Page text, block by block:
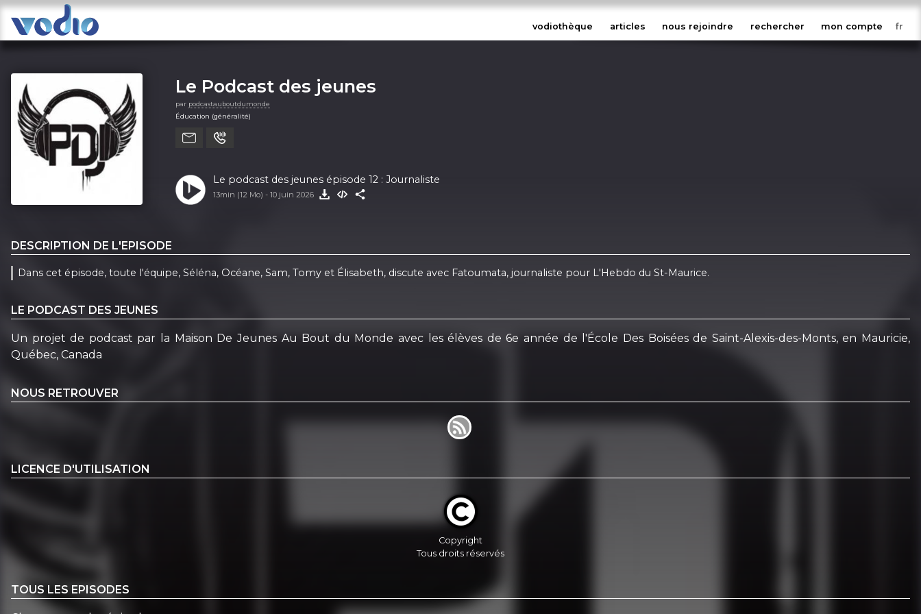
vodiothèque articles nous rejoindre rechercher mon compte
Le Podcast des jeunes
par podcastauboutdumonde
Éducation (généralité)
Le podcast des jeunes épisode 12 : Journaliste
13min (12 Mo) - 10 juin 2026
DESCRIPTION DE L'EPISODE
Dans cet épisode, toute l'équipe, Séléna, Océane, Sam, Tomy et Élisabeth, discute avec Fatoumata, journaliste pour L'Hebdo du St-Maurice.
LE PODCAST DES JEUNES
Un projet de podcast par la Maison De Jeunes Au Bout du Monde avec les élèves de 6e année de l'École Des Boisées de Saint-Alexis-des-Monts, en Mauricie,
Québec, Canada
NOUS RETROUVER
LICENCE D'UTILISATION
Copyright
Tous droits réservés
TOUS LES EPISODES